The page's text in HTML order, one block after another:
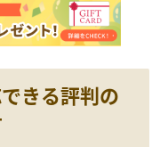
きる評判の